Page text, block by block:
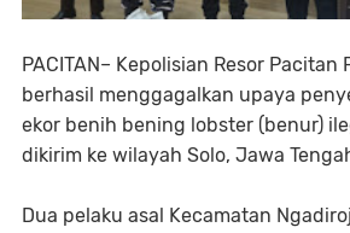
PACITAN– Kepolisian Resor Pacitan
berhasil menggagalkan upaya
ekor benih bening lobster (benur)
dikirim ke wilayah Solo, Jawa
Dua pelaku asal Kecamatan